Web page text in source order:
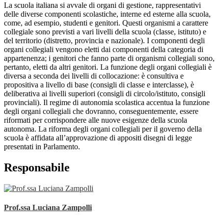
La scuola italiana si avvale di organi di gestione, rappresentativi
delle diverse componenti scolastiche, interne ed esterne alla scuola,
come, ad esempio, studenti e genitori. Questi organismi a carattere
collegiale sono previsti a vari livelli della scuola (classe, istituto) e
del territorio (distretto, provincia e nazionale). I componenti degli
organi collegiali vengono eletti dai componenti della categoria di
appartenenza; i genitori che fanno parte di organismi collegiali sono,
pertanto, eletti da altri genitori. La funzione degli organi collegiali è
diversa a seconda dei livelli di collocazione: è consultiva e
propositiva a livello di base (consigli di classe e interclasse), è
deliberativa ai livelli superiori (consigli di circolo/istituto, consigli
provinciali). Il regime di autonomia scolastica accentua la funzione
degli organi collegiali che dovranno, conseguentemente, essere
riformati per corrispondere alle nuove esigenze della scuola
autonoma. La riforma degli organi collegiali per il governo della
scuola è affidata all’approvazione di appositi disegni di legge
presentati in Parlamento.
Responsabile
Prof.ssa Luciana Zampolli